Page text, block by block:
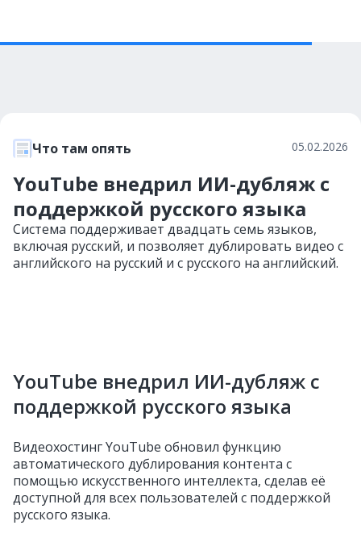
Что там опять 05.02.2026
YouTube внедрил ИИ-дубляж c
поддержкой русского языка
Система поддерживает двадцать семь языков,
включая русский, и позволяет дублировать видео с
английского на русский и с русского на английский.
YouTube внедрил ИИ-дубляж c
поддержкой русского языка
Видеохостинг YouTube обновил функцию
автоматического дублирования контента с
помощью искусственного интеллекта, сделав её
доступной для всех пользователей с поддержкой
русского языка.